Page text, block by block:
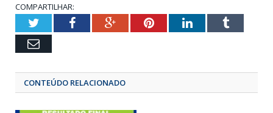
COMPARTILHAR:
TwitterFacebookGoogle+Pinterest
LinkedIn
Email
CONTEÚDO RELACIONADO